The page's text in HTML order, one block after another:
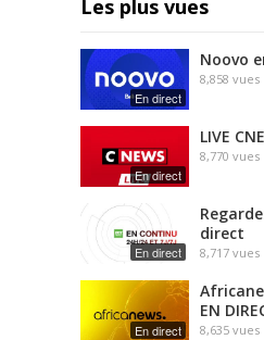
Les plus vues
En direct
Noovo
8,858 vues
En direct
LIVE
8,770 vues
En direct
direct
8,717 vues
En direct
EN
8,635 vues